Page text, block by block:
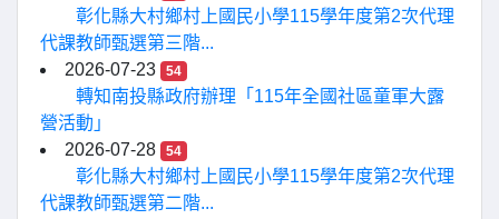
彰化縣大村鄉村上國民小學115學年度第2次代理
代課教師甄選第三階...
2026-07-23
54
轉知南投縣政府辦理「115年全國社區童軍大露
營活動」
2026-07-28
54
彰化縣大村鄉村上國民小學115學年度第2次代理
代課教師甄選第二階...